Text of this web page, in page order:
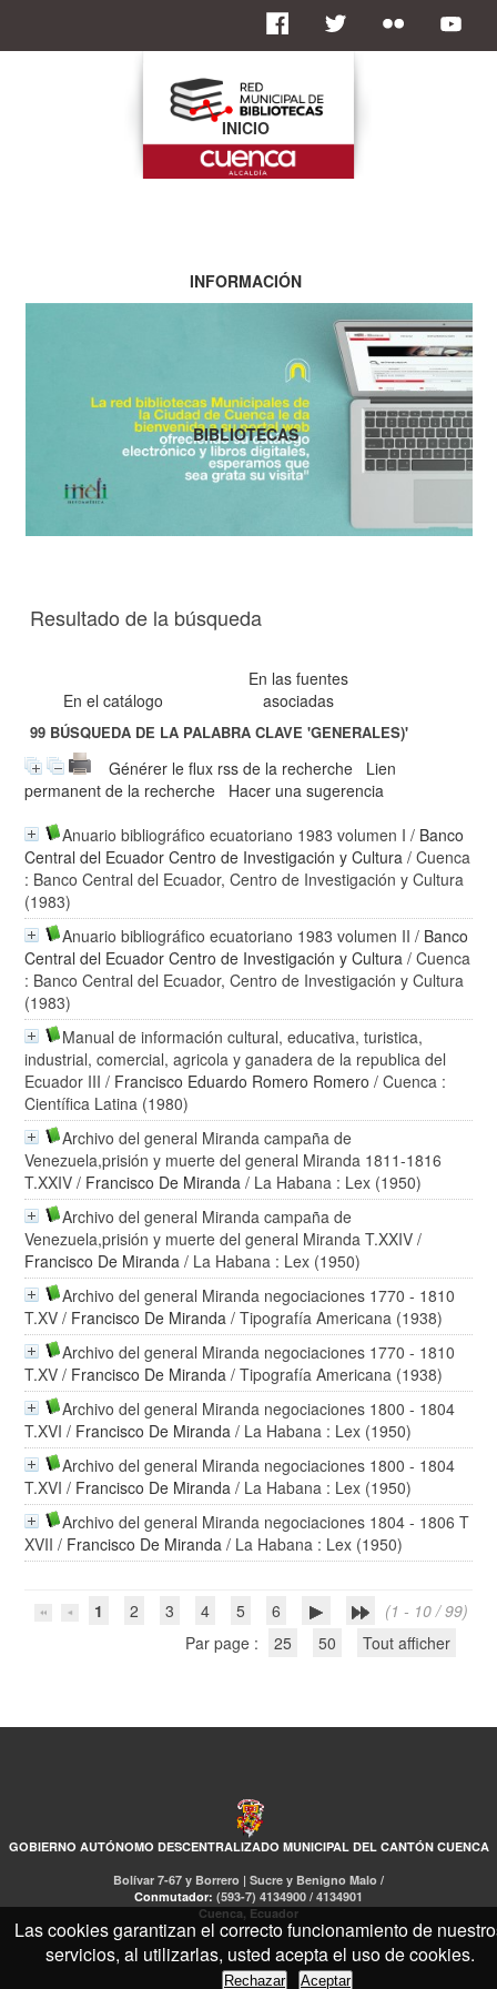
Resultado de la búsqueda
En el catálogo
En las fuentes
asociadas
99 BÚSQUEDA DE LA PALABRA CLAVE'GENERALES)'
Générer le flux rss de la recherche
Lien
permanent de la recherche
Hacer una sugerencia
Anuario bibliográfico ecuatoriano 1983 volumen I / Banco
Central del Ecuador Centro de Investigación y Cultura / Cuenca
: Banco Central del Ecuador, Centro de Investigación y Cultura
(1983)
Anuario bibliográfico ecuatoriano 1983 volumen II / Banco
Central del Ecuador Centro de Investigación y Cultura / Cuenca
: Banco Central del Ecuador, Centro de Investigación y Cultura
(1983)
Manual de información cultural, educativa, turistica,
industrial, comercial, agricola y ganadera de la republica del
Ecuador III / Francisco Eduardo Romero Romero / Cuenca :
Científica Latina (1980)
Archivo del general Miranda campaña de
Venezuela,prisión y muerte del general Miranda 1811-1816
T.XXIV / Francisco De Miranda / La Habana : Lex (1950)
Archivo del general Miranda campaña de
Venezuela,prisión y muerte del general Miranda T.XXIV /
Francisco De Miranda / La Habana : Lex (1950)
Archivo del general Miranda negociaciones 1770 - 1810
T.XV / Francisco De Miranda / Tipografía Americana (1938)
Archivo del general Miranda negociaciones 1770 - 1810
T.XV / Francisco De Miranda / Tipografía Americana (1938)
Archivo del general Miranda negociaciones 1800 - 1804
T.XVI / Francisco De Miranda / La Habana : Lex (1950)
Archivo del general Miranda negociaciones 1800 - 1804
T.XVI / Francisco De Miranda / La Habana : Lex (1950)
Archivo del general Miranda negociaciones 1804 - 1806 T
XVII / Francisco De Miranda / La Habana : Lex (1950)
1 2 3 4 5 6
(1 - 10 / 99)
Par page :
25 50 Tout afficher
GOBIERNO AUTÓNOMO DESCENTRALIZADO MUNICIPAL DEL CANTÓN CUENCA
Bolívar 7-67 y Borrero | Sucre y Benigno Malo /
Conmutador: (593-7) 4134900 / 4134901
Cuenca, Ecuador
INICIO
INFORMACIÓN
BIBLIOTECAS
Las cookies garantizan el correcto funcionamiento de
servicios, al utilizarlas, usted acepta el uso de cookies.
Rechazar Aceptar